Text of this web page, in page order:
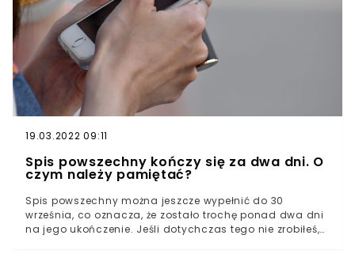
19.03.2022 09:11
Spis powszechny kończy się za dwa dni. O
czym należy pamiętać?
Spis powszechny można jeszcze wypełnić do 30
września, co oznacza, że zostało trochę ponad dwa dni
na jego ukończenie. Jeśli dotychczas tego nie zrobiłeś,